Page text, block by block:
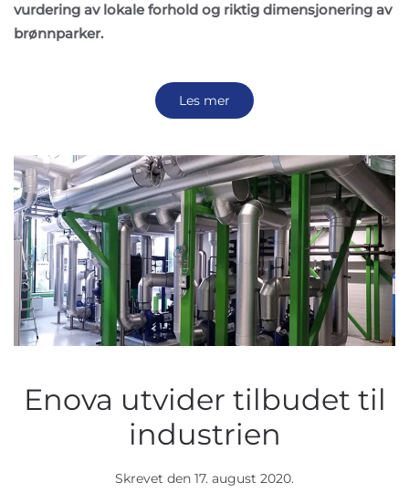
vurdering av lokale forhold og riktig dimensjonering av
brønnparker.
Les mer
Enova utvider tilbudet til
industrien
Skrevet den 17. august 2020.